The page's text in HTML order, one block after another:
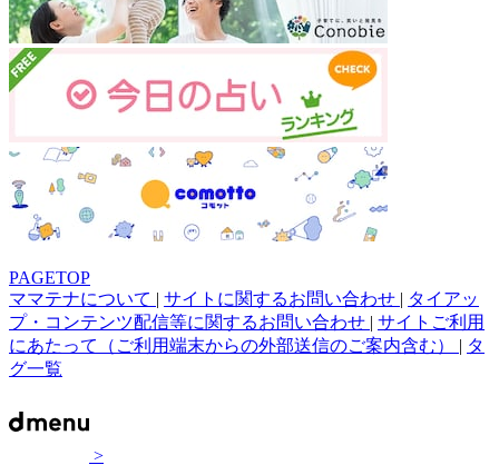
PAGETOP
ママテナについて | サイトに関するお問い合わせ | タイアッ
プ・コンテンツ配信等に関するお問い合わせ | サイトご利用
にあたって（ご利用端末からの外部送信のご案内含む） | タ
グ一覧
>